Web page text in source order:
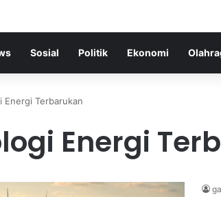
Sosial Politik Ekonomi
Energi Terbarukan
Energi